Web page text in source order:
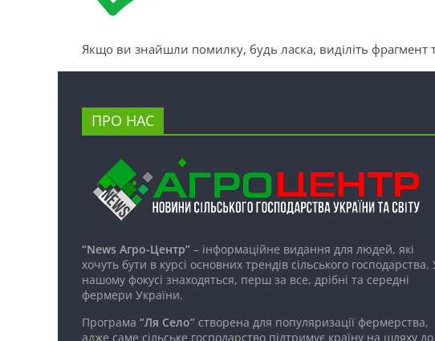
Якщо ви знайшли помилку, будь ласка, виділіть фрагмент
ПРО НАС
“News Агро-Центр” – інформаційне видання для людей, які
хочуть бути в курсі основних трендів сільського господарства.
нашому фокусі знаходяться, перш за все, дрібні та середні
фермери України.
Програма “Ля Село” створена для популяризації фермерства,
адже саме сільське господарство підтримує країну на шляху до